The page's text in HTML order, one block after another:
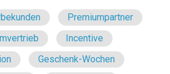
Premiumpartner
Incentive
Geschenk-Wochen